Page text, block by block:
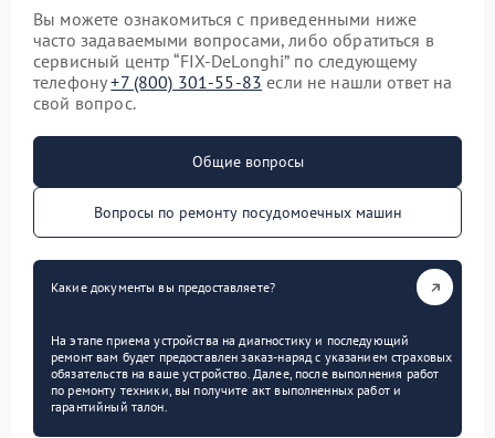
Вы можете ознакомиться с приведенными ниже
часто задаваемыми вопросами, либо обратиться в
сервисный центр “FIX-DeLonghi” по следующему
телефону+7 (800) 301-55-83 если не нашли ответ на
свой вопрос.
Общие вопросы
Вопросы по ремонту посудомоечных машин
Какие документы вы предоставляете?
На этапе приема устройства на диагностику и последующий
ремонт вам будет предоставлен заказ-наряд с указанием страховых
обязательств на ваше устройство. Далее, после выполнения работ
по ремонту техники, вы получите акт выполненных работ и
гарантийный талон.